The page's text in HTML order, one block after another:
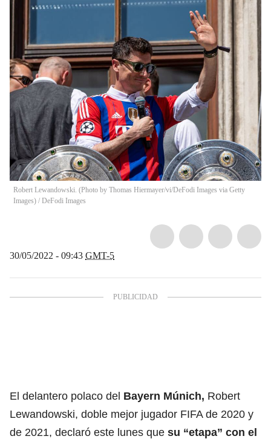
Robert Lewandowski. (Photo by Thomas Hiermayer/vi/DeFodi Images via Getty
Images) / DeFodi Images
30/05/2022 - 09:43 GMT-5
El delantero polaco del Bayern Múnich, Robert
Lewandowski, doble mejor jugador FIFA de 2020 y
de 2021, declaró este lunes que su “etapa” con el